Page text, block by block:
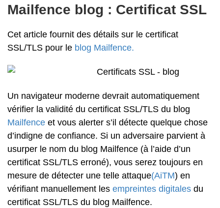
Mailfence blog : Certificat SSL
Cet article fournit des détails sur le certificat
SSL/TLS pour le blog Mailfence.
Un navigateur moderne devrait automatiquement
vérifier la validité du certificat SSL/TLS du blog
Mailfence et vous alerter s’il détecte quelque chose
d’indigne de confiance. Si un adversaire parvient à
usurper le nom du blog Mailfence (à l’aide d’un
certificat SSL/TLS erroné), vous serez toujours en
mesure de détecter une telle attaque(AiTM) en
vérifiant manuellement les empreintes digitales du
certificat SSL/TLS du blog Mailfence.